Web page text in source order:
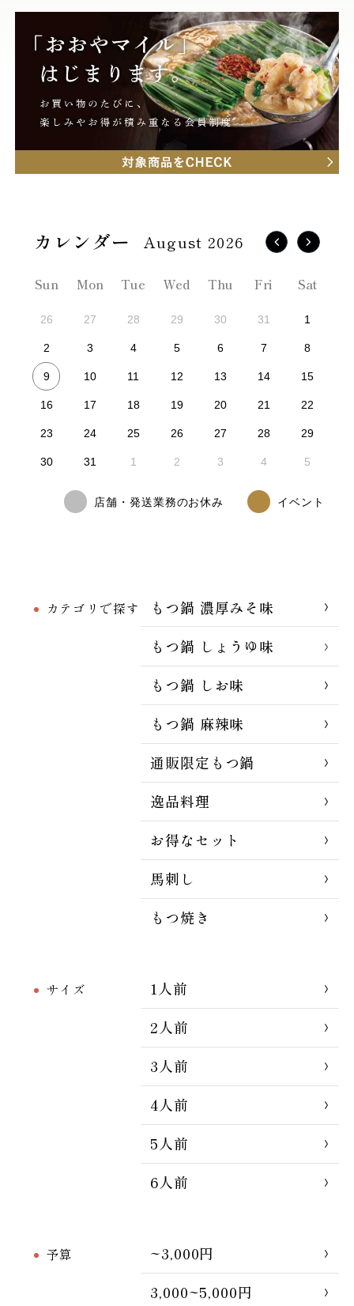
カテゴリで探す
もつ鍋 濃厚みそ味
もつ鍋 しょうゆ味
もつ鍋 しお味
もつ鍋 麻辣味
通販限定もつ鍋
逸品料理
お得なセット
馬刺し
もつ焼き
サイズ
1人前
2人前
3人前
4人前
5人前
6人前
予算
~3,000円
3,000~5,000円
August 2026
Sun Mon Tue Wed Thu Fri Sat
26 27 28 29 30 31 1
2 3 4 5 6 7 8
9 10 11 12 13 14 15
16 17 18 19 20 21 22
23 24 25 26 27 28 29
30 31 1 2 3 4 5
店舗・発送業務のお休み イベント